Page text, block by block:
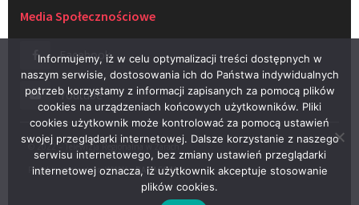
Media Społecznościowe
Facebook
Youtube
© 2022 – Telewizja Regionalna w Żarach
Projektowanie stron WWW –RAGACOM
Informujemy, iż w celu optymalizacji treści dostępnych w
naszym serwisie, dostosowania ich do Państwa indywidualnych
potrzeb korzystamy z informacji zapisanych za pomocą plików
cookies na urządzeniach końcowych użytkowników. Pliki
cookies użytkownik może kontrolować za pomocą ustawień
swojej przeglądarki internetowej. Dalsze korzystanie z naszego
serwisu internetowego, bez zmiany ustawień przeglądarki
internetowej oznacza, iż użytkownik akceptuje stosowanie
plików cookies.